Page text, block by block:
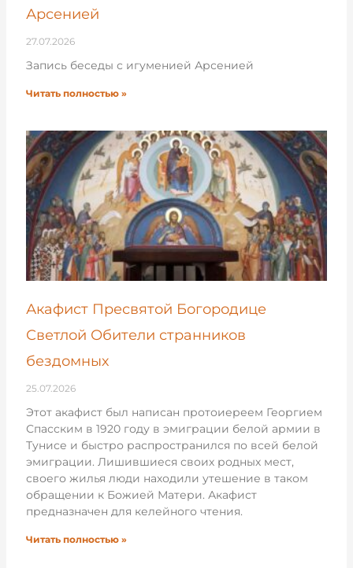
Арсенией
27.07.2026
Запись беседы с игуменией Арсенией
Читать полностью »
Акафист Пресвятой Богородице
Светлой Обители странников
бездомных
25.07.2026
Этот акафист был написан протоиереем Георгием
Спасским в 1920 году в эмиграции белой армии в
Тунисе и быстро распространился по всей белой
эмиграции. Лишившиеся своих родных мест,
своего жилья люди находили утешение в таком
обращении к Божией Матери. Акафист
предназначен для келейного чтения.
Читать полностью »